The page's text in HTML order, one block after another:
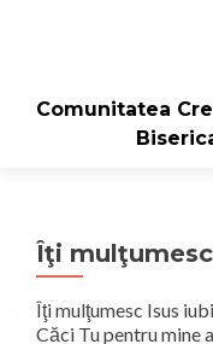
Comunitatea
Îţi
Îţi mulţumesc Isus
Căci Tu pentru mine